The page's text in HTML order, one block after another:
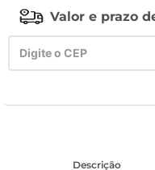
Valor e prazo
Descrição